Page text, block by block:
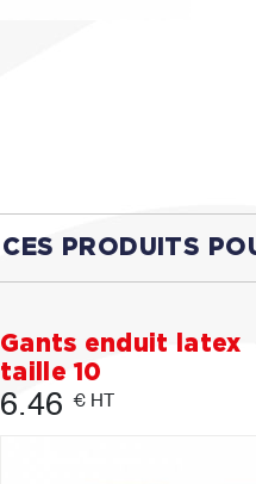
CES PRODUITS
Gants enduit latex
taille 10
6.46 € HT